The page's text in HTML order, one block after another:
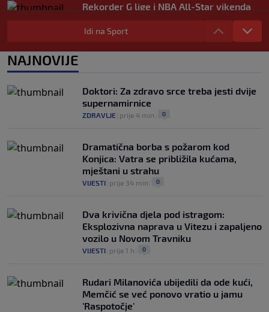
Rekorder G lige i NBA All-Star vikenda
KOŠARKA|prije 4 h
Ivan Toney optužen za napad u noćnom
Idi na Sport
NAJNOVIJE
Doktori: Za zdravo srce treba jesti dvije
supernamirnice
ZDRAVLJE prije 4 min 0
Dramatična borba s požarom kod
Konjica: Vatra se približila kućama,
mještani u strahu
VIJESTI prije 34 min 0
Dva krivična djela pod istragom:
Eksplozivna naprava u Vitezu i zapaljeno
vozilo u Novom Travniku
VIJESTI prije 1 h 0
Rudari Milanovića ubijedili da ode kući,
Memčić se već ponovo vratio u jamu
'Raspotočje'